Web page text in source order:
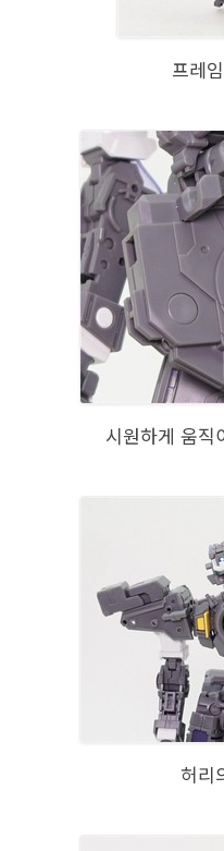
프레
시원하게 움직
허리